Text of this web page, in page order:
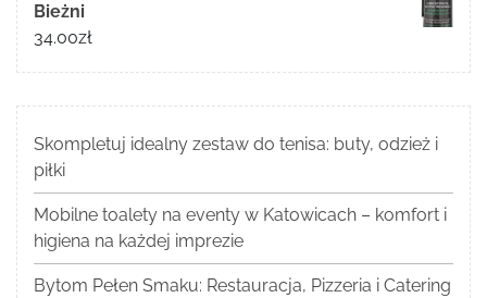
Bieżni
34.00zł
Skompletuj idealny zestaw do tenisa: buty, odzież i
piłki
Mobilne toalety na eventy w Katowicach – komfort i
higiena na każdej imprezie
Bytom Pełen Smaku: Restauracja, Pizzeria i Catering